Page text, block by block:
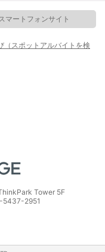
スマートフォンサイト
（スポットアルバイトを検
Tower 5F
5437-2951